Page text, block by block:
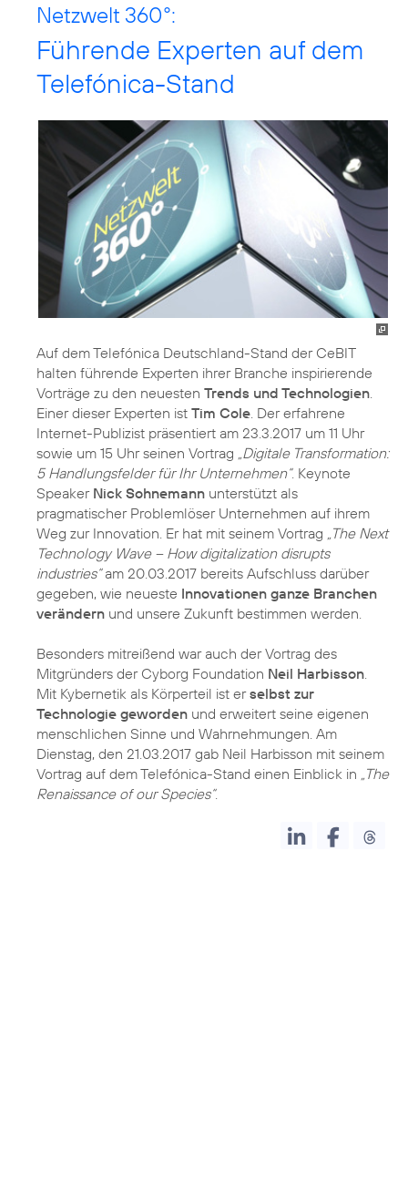
Netzwelt 360°:
Führende Experten auf dem
Telefónica-Stand
Auf dem Telefónica Deutschland-Stand der CeBIT
halten führende Experten ihrer Branche inspirierende
Vorträge zu den neuesten Trends und Technologien
Einer dieser Experten ist Tim Cole . Der erfahrene
Internet-Publizist präsentiert am 23.3.2017 um 11 Uhr
sowie um 15 Uhr seinen Vortrag „Digitale Transformation:
5 Handlungsfelder für Ihr Unternehmen“. Keynote
Speaker Nick Sohnemann unterstützt als
pragmatischer Problemlöser Unternehmen auf ihrem
Weg zur Innovation. Er hat mit seinem Vortrag „The Next
Technology Wave – How digitalization disrupts
industries“am 20.03.2017 bereits Aufschluss darüber
gegeben, wie neueste Innovationen ganze Branchen
verändern und unsere Zukunft bestimmen werden.
Besonders mitreißend war auch der Vortrag des
Mitgründers der Cyborg Foundation Neil Harbisson
Mit Kybernetik als Körperteil ist erselbst zur
Technologie geworden und erweitert seine eigenen
menschlichen Sinne und Wahrnehmungen. Am
Dienstag, den 21.03.2017 gab Neil Harbisson mit seinem
Vortrag auf dem Telefónica-Stand einen Einblick in „The
Renaissance of our Species“.